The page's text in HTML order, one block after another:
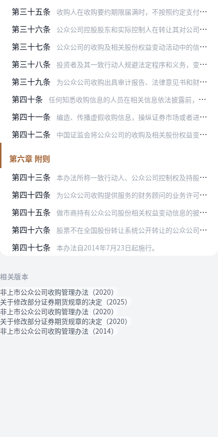
第三十五条 收购人在收购要约期限届满时，不按照约定支付收购价款或者购买预受股份的，自该事实发生之日起2年内不得收购公众公司；涉嫌操纵证券市场的，中国证监会对收购人进行调查，…
第三十六条 公众公司控股股东和实际控制人在转让其对公司的控制权时，未清偿其对公司的负债，未解除公司为其提供的担保，或者未对其损害公司利益的其他情形作出纠正的，且被收购公司董…
第三十七条 公众公司的收购及相关股份权益变动活动中的信息披露义务人，未按照本办法的规定履行信息披露以及其他相关义务，或者信息披露文件中有虚假记载、误导性陈述或者重大遗漏的，…
第三十八条 投资者及其一致行动人规避法定程序和义务，变相进行公众公司收购，或者外国投资者规避管辖的，中国证监会采取责令改正、出具警示函、责令暂停或者停止收购等监管措施；情节…
第三十九条 为公众公司收购出具审计报告、法律意见书和财务顾问报告的证券服务机构或者证券公司及其专业人员，未依法履行职责的，中国证监会采取责令改正、监管谈话、出具警示函等监管…
第四十条 任何知悉收购信息的人员在相关信息依法披露前，泄露该信息、买卖或者建议他人买卖相关公司股票的，依照《证券法》第一百九十一条予以处罚；涉嫌犯罪的，依法移送司法机关追…
第四十一条 编造、传播虚假收购信息，操纵证券市场或者进行欺诈活动的，依照《证券法》第一百九十二条、第一百九十三条予以处罚；涉嫌犯罪的，依法移送司法机关追究刑事责任。
第四十二条 中国证监会将公众公司的收购及相关股份权益变动活动中的当事人的违法行为和整改情况记入诚信档案。
第六章 附则
第四十三条
本办法所称一致行动人、公众公司控制权及持股比例计算等参照《上市公司收购管理办法》的相关规定。
第四十四条 为公众公司收购提供服务的财务顾问的业务许可、业务规则和法律责任等，按照《上市公司并购重组财务顾问业务管理办法》的相关规定执行。
第四十五条 做市商持有公众公司股份相关权益变动信息的披露，由中国证监会另行规定。
第四十六条 股票不在全国股份转让系统公开转让的公众公司收购及相关股份权益变动的信息披露内容比照本办法的相关规定执行。
第四十七条 本办法自2014年7月23日起施行。
相关版本
非上市公众公司收购管理办法（2020）
关于修改部分证券期货规章的决定（2025）
非上市公众公司收购管理办法（2020）
关于修改部分证券期货规章的决定（2020）
非上市公众公司收购管理办法（2014）